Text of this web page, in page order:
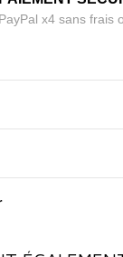
PayPal x4 sans frais